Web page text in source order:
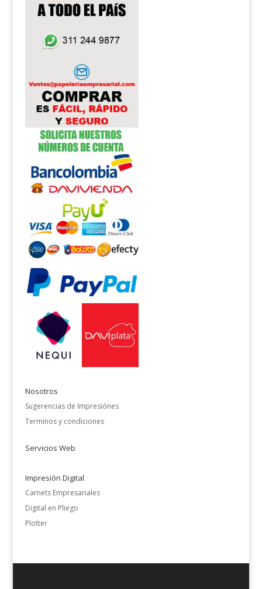
Nosotros
Sugerencias de Impresiónes
Terminos y condiciones
Servicios Web
Impresión Digital
Carnets Empresariales
Digital en Pliego
Plotter